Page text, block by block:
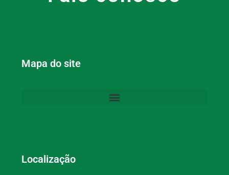
Mapa do site
Localização